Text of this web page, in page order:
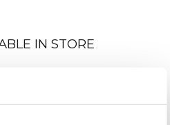
IN STORE